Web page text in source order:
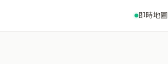
即時地圖